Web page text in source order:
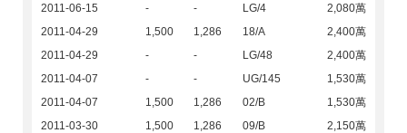
2011-06-15
- - LG/4
2,080萬
2011-04-29
1,500 1,286 18/A
2,400萬
2011-04-29
- - LG/48
2,400萬
2011-04-07
- - UG/145
1,530萬
2011-04-07
1,500 1,286 02/B
1,530萬
2011-03-30
1,500 1,286 09/B
2,150萬